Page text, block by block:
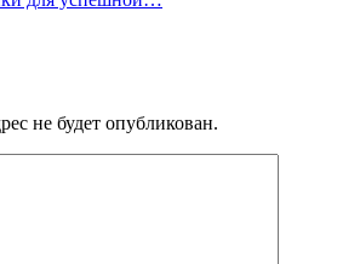
не будет опубликован.